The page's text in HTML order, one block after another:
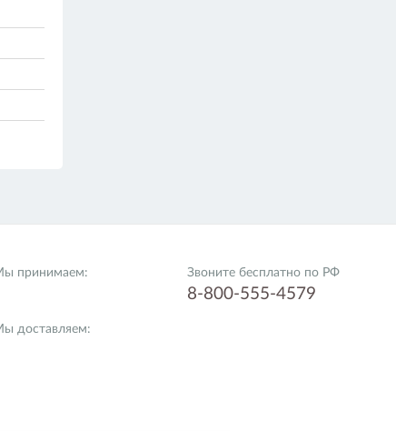
принимаем:
доставляем:
Звоните бесплатно по РФ
8-800-555-4579